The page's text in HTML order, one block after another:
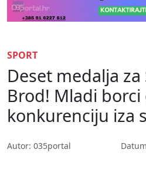
SPORT
Deset medalja za
Brod! Mladi borci
konkurenciju iza
Autor: 035portal